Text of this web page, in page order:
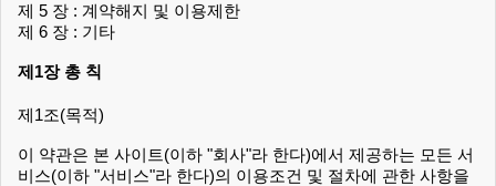
제 5 장 : 계약해지 및 이용제한
제 6 장 : 기타
제1장 총 칙
제1조(목적)
이 약관은 본 사이트(이하 "회사"라 한다)에서 제공하는 모든 서
비스(이하 "서비스"라 한다)의 이용조건 및 절차에 관한 사항을